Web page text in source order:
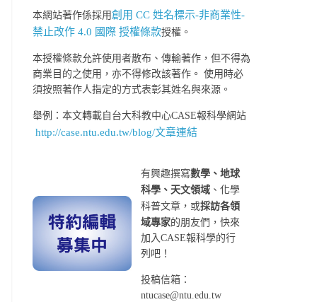
本網站著作係採用創用 CC 姓名標示-非商業性-
禁止改作 4.0 國際 授權條款授權。
本授權條款允許使用者散布、傳輸著作，但不得為
商業目的之使用，亦不得修改該著作。 使用時必
須按照著作人指定的方式表彰其姓名與來源。
舉例：本文轉載自台大科教中心CASE報科學網站
http://case.ntu.edu.tw/blog/文章連結
有興趣撰寫數學、地球
科學、天文領域 、化學
科普文章，或採訪各領
域專家的朋友們，快來
加入CASE報科學的行
列吧！
投稿信箱：
ntucase@ntu.edu.tw